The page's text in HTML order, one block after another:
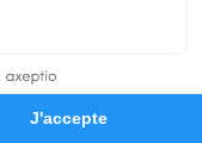
Hommages
Béziers